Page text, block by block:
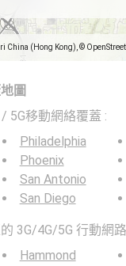
China (Hong Kong), ©
圖
5G移動網絡覆蓋 :
Philadelphia
Phoenix
San Antonio
San Diego
3G/4G/5G 行動網
Hammond